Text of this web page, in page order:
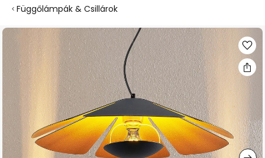
Függőlámpák & Csillárok
Ugrás
képgaléria
végére